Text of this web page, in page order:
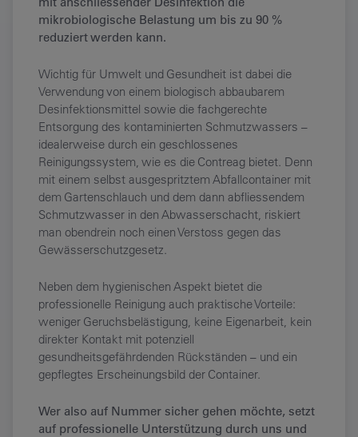
mikrobiologische Belastung um bis zu 90 %
reduziert werden kann.
Wichtig für Umwelt und Gesundheit ist dabei die
Verwendung von einem biologisch abbaubarem
Desinfektionsmittel sowie die fachgerechte
Entsorgung des kontaminierten Schmutzwassers –
idealerweise durch ein geschlossenes
Reinigungssystem, wie es die Contreag bietet. Denn
mit einem selbst ausgespritztem Abfallcontainer mit
dem Gartenschlauch und dem dann abfliessendem
Schmutzwasser in den Abwasserschacht, riskiert
man obendrein noch einen Verstoss gegen das
Gewässerschutzgesetz.
Neben dem hygienischen Aspekt bietet die
professionelle Reinigung auch praktische Vorteile:
weniger Geruchsbelästigung, keine Eigenarbeit, kein
direkter Kontakt mit potenziell
gesundheitsgefährdenden Rückständen – und ein
gepflegtes Erscheinungsbild der Container.
Wer also auf Nummer sicher gehen möchte, setzt
auf professionelle Unterstützung durch uns und